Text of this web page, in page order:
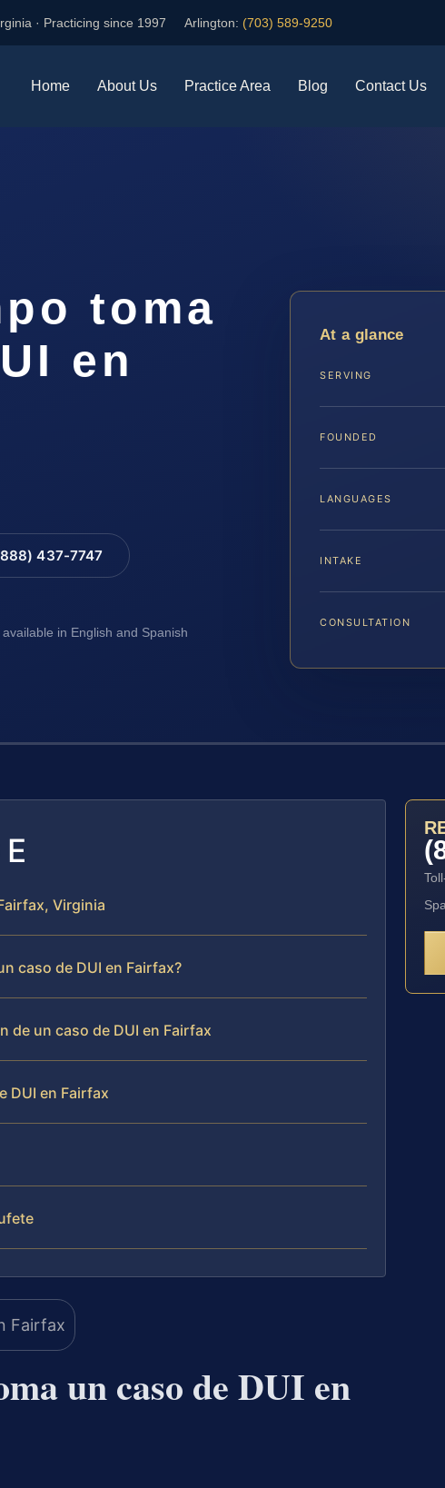
· Practicing since 1997 Arlington: (703) 589-9250
Home About Us Practice Area Blog Contact Us
toma
en
437-7747
in English and Spanish
At a glance
SERVING
FOUNDED
LANGUAGES
INTAKE
CONSULTATION
Virginia
caso de DUI en Fairfax?
de un caso de DUI en Fairfax
DUI en Fairfax
un caso de DUI en